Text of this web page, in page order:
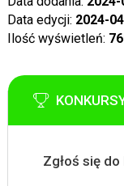
Data edycji: 2024-
Ilość wyświetleń:
Zgłoś się